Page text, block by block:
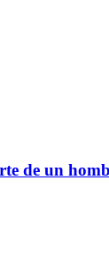
de un